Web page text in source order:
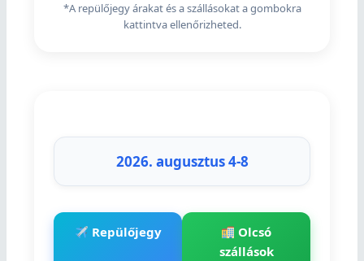
*A repülőjegy árakat és a szállásokat a gombokra
kattintva ellenőrizheted.
2026. augusztus 4-8
Repülőjegy
Olcsó
szállások